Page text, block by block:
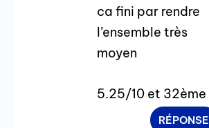
ca fini par rendre
l’ensemble très
moyen
5.25/10 et 32ème
RÉPONSE